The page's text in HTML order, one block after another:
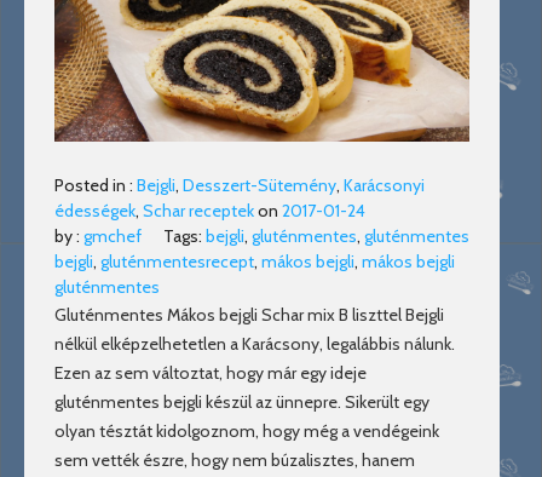
Posted in : Bejgli, Desszert-Sütemény, Karácsonyi
édességek, Schar receptekon 2017-01-24
by : gmchef Tags: bejgli, gluténmentes, gluténmentes
bejgli, gluténmentesrecept, mákos bejgli, mákos bejgli
gluténmentes
Gluténmentes Mákos bejgli Schar mix B liszttel Bejgli
nélkül elképzelhetetlen a Karácsony, legalábbis nálunk.
Ezen az sem változtat, hogy már egy ideje
gluténmentes bejgli készül az ünnepre. Sikerült egy
olyan tésztát kidolgoznom, hogy még a vendégeink
sem vették észre, hogy nem búzalisztes, hanem